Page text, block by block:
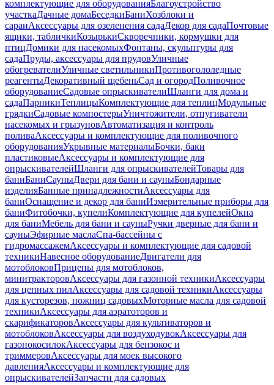
комплектующие для оборудованияБлагоустройство
участкаДачные домаБеседкиБаниХозблоки и
сараиАксессуары для озеленения садаДекор для садаПочтовые
ящики, табличкиКозырькиСкворечники, кормушки для
птицДомики для насекомыхФонтаны, скульптуры для
садаПруды, аксессуары для прудовУличные
обогревателиУличные светильникиПротивогололедные
реагентыДекоративный щебеньСад и огородПоливочное
оборудованиеСадовые опрыскивателиШланги для дома и
садаПарникиТеплицыКомплектующие для теплицМодульные
грядкиСадовые компостерыУничтожители, отпугиватели
насекомых и грызуновАвтоматизация и контроль
поливаАксессуары и комплектующие для поливочного
оборудованияУкрывные материалыБочки, баки
пластиковыеАксессуары и комплектующие для
опрыскивателейШланги для опрыскивателейТовары для
баниБаниСауныДвери для бани и сауныБондарные
изделияБанные принадлежностиАксессуары для
баниОснащение и декор для баниИзмерительные приборы для
баниФитобочки, купелиКомплектующие для купелейОкна
для баниМебель для бани и сауныРучки дверные для бани и
сауныЭфирные маслаСпа-бассейны с
гидромассажемАксессуары и комплектующие для садовой
техникиНавесное оборудованиеДвигатели для
мотоблоковПрицепы для мотоблоков,
минитракторовАксессуары для газонной техникиАксессуары
для цепных пилАксессуары для садовой техникиАксессуары
для кусторезов, ножниц садовыхМоторные масла для садовой
техникиАксессуары для аэратоторов и
скарификаторовАксессуары для культиваторов и
мотоблоковАксессуары для воздуходувокАксессуары для
газонокосилокАксессуары для бензокос и
триммеровАксессуары для моек высокого
давленияАксессуары и комплектующие для
опрыскивателейЗапчасти для садовых